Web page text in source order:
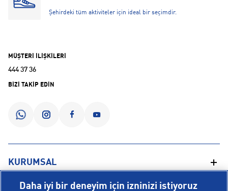
Şehirdeki tüm aktiviteler için ideal bir seçimdir.
MÜŞTERİ İLİŞKİLERİ
444 37 36
BİZİ TAKİP EDİN
KURUMSAL
Hakkımızda
Daha iyi bir deneyim için izninizi istiyoruz